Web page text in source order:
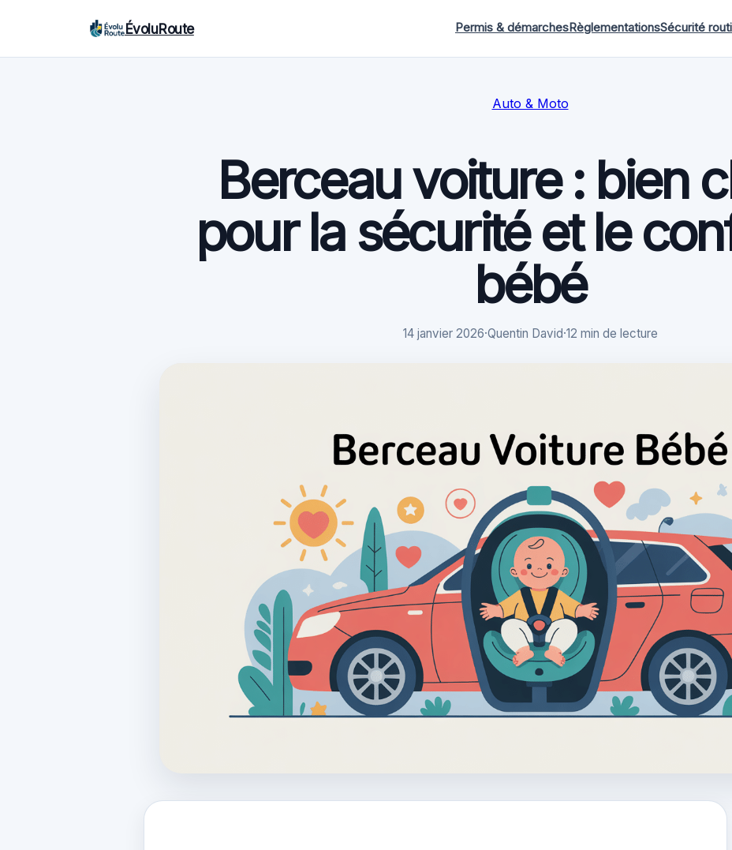
ÉvoluRoute Permis & démarchesRèglementationsSécurité
Auto & Moto
Berceau voiture : bien
pour la sécurité et le
bébé
14 janvier 2026·Quentin David·12 min de lecture